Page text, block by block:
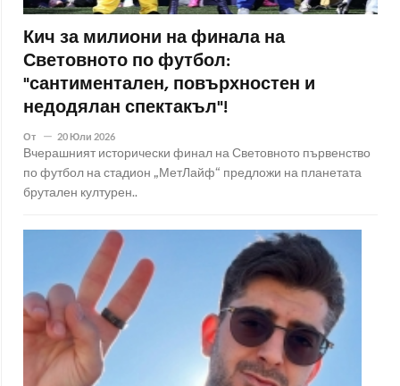
Кич за милиони на финала на
Световното по футбол:
"сантиментален, повърхностен и
недодялан спектакъл"!
От 20 Юли 2026
Вчерашният исторически финал на Световното първенство
по футбол на стадион „МетЛайф“ предложи на планетата
брутален културен..